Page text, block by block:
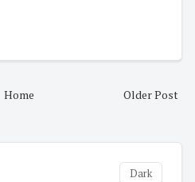
Older Post
Home
Dark